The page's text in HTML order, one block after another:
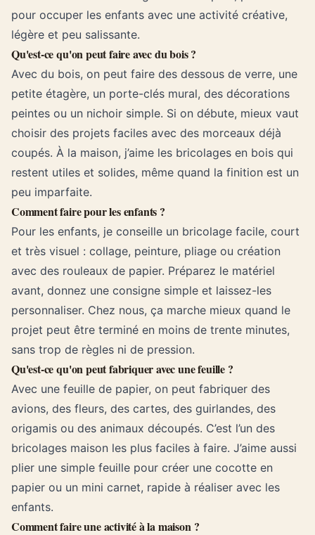
pour occuper les enfants avec une activité créative,
légère et peu salissante.
Qu'est-ce qu'on peut faire avec du bois ?
Avec du bois, on peut faire des dessous de verre, une
petite étagère, un porte-clés mural, des décorations
peintes ou un nichoir simple. Si on débute, mieux vaut
choisir des projets faciles avec des morceaux déjà
coupés. À la maison, j’aime les bricolages en bois qui
restent utiles et solides, même quand la finition est un
peu imparfaite.
Comment faire pour les enfants ?
Pour les enfants, je conseille un bricolage facile, court
et très visuel : collage, peinture, pliage ou création
avec des rouleaux de papier. Préparez le matériel
avant, donnez une consigne simple et laissez-les
personnaliser. Chez nous, ça marche mieux quand le
projet peut être terminé en moins de trente minutes,
sans trop de règles ni de pression.
Qu'est-ce qu'on peut fabriquer avec une feuille ?
Avec une feuille de papier, on peut fabriquer des
avions, des fleurs, des cartes, des guirlandes, des
origamis ou des animaux découpés. C’est l’un des
bricolages maison les plus faciles à faire. J’aime aussi
plier une simple feuille pour créer une cocotte en
papier ou un mini carnet, rapide à réaliser avec les
enfants.
Comment faire une activité à la maison ?